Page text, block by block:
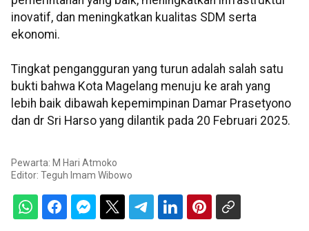
inovatif, dan meningkatkan kualitas SDM serta
ekonomi.
Tingkat pengangguran yang turun adalah salah satu
bukti bahwa Kota Magelang menuju ke arah yang
lebih baik dibawah kepemimpinan Damar Prasetyono
dan dr Sri Harso yang dilantik pada 20 Februari 2025.
Pewarta: M Hari Atmoko
Editor: Teguh Imam Wibowo